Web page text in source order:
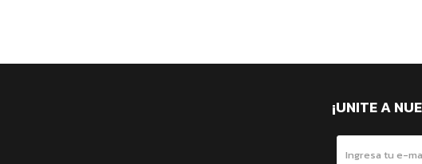
¡UNITE A